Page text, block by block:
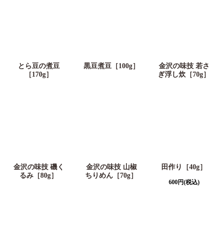
とら豆の煮豆
［170g］
黒豆煮豆［100g］
金沢の味技 若さ
ぎ浮し炊［70g］
金沢の味技 磯く
るみ［80g］
金沢の味技 山椒
ちりめん［70g］
田作り［40g］
600円(税込)